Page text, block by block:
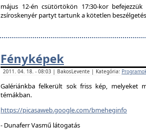
május 12-én csütörtökön 17:30-kor
zsíroskenyér partyt tartunk a kötetlen
Fényképek
2011. 04. 18. - 08:03 | BakosLevente | Kategória:
Galériánkba felkerült sok friss kép, melyeket
témákban.
https://picasaweb.google.com/bmeheginfo
- Dunaferr Vasmű látogatás